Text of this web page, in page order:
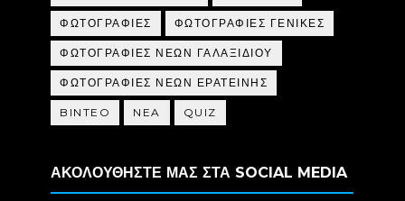
ΦΩΤΟΓΡΑΦΙΕΣ ΦΩΤΟΓΡΑΦΙΕΣ ΓΕΝΙΚΕΣ
ΦΩΤΟΓΡΑΦΙΕΣ ΝΕΩΝ ΓΑΛΑΞΙΔΙΟΥ
ΦΩΤΟΓΡΑΦΙΕΣ ΝΕΩΝ ΕΡΑΤΕΙΝΗΣ
BINTEO NEA QUIZ
ΑΚΟΛΟΥΘΗΣΤΕ ΜΑΣ ΣΤΑ SOCIAL MEDIA